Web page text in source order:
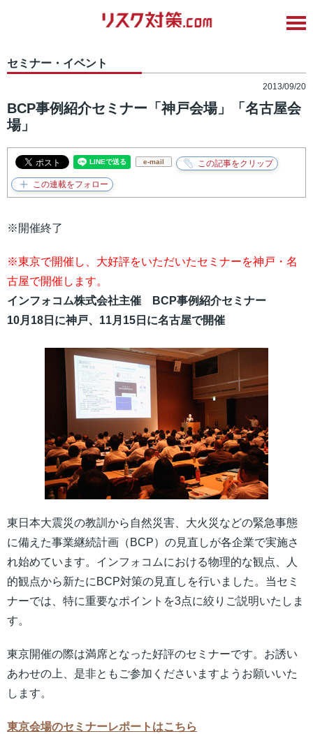
セミナー・イベント
2013/09/20
BCP事例紹介セミナー「神戸会場」「名古屋会
場」
e-mail
※開催終了
※東京で開催し、大好評をいただいたセミナーを神戸・名
古屋で開催します。
インフォコム株式会社主催 BCP事例紹介セミナー
10月18日に神戸、11月15日に名古屋で開催
東日本大震災の教訓から自然災害、大火災などの緊急事態
に備えた事業継続計画（BCP）の見直しが各企業で実施さ
れ始めています。インフォコムにおける物理的な観点、人
的観点から新たにBCP対策の見直しを行いました。当セミ
ナーでは、特に重要なポイントを3点に絞りご説明いたしま
す。
東京開催の際は満席となった好評のセミナーです。お誘い
あわせの上、是非ともご参加くださいますようお願いいた
します。
東京会場のセミナーレポートはこちら